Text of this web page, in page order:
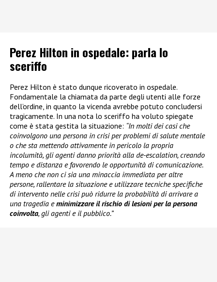
Perez Hilton in ospedale: parla lo
sceriffo
Perez Hilton è stato dunque ricoverato in ospedale.
Fondamentale la chiamata da parte degli utenti alle forze
dell’ordine, in quanto la vicenda avrebbe potuto concludersi
tragicamente. In una nota lo sceriffo ha voluto spiegate
come è stata gestita la situazione: “In molti dei casi che
coinvolgono una persona in crisi per problemi di salute mentale
o che sta mettendo attivamente in pericolo la propria
incolumità, gli agenti danno priorità alla de-escalation, creando
tempo e distanza e favorendo le opportunità di comunicazione.
A meno che non ci sia una minaccia immediata per altre
persone, rallentare la situazione e utilizzare tecniche specifiche
di intervento nelle crisi può ridurre la probabilità di arrivare a
una tragedia eminimizzare il rischio di lesioni per la persona
coinvolta, gli agenti e il pubblico.”